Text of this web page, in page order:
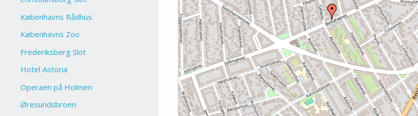
Københavns Rådhus
Københavns Zoo
Frederiksberg Slot
Hotel Astoria
Operaen på Holmen
Øresundsbroen